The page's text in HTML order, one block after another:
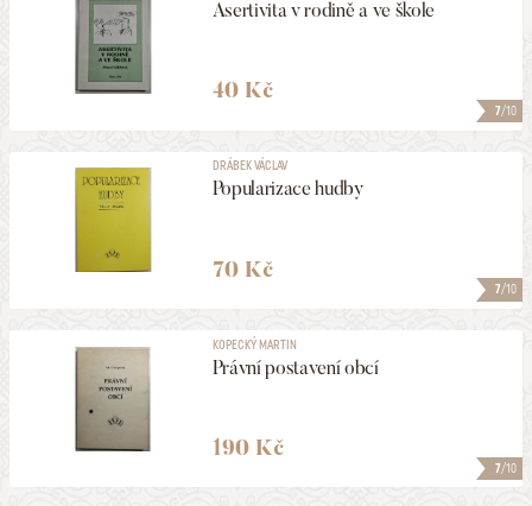
7/10
Asertivita v rodině a ve škole
40 Kč
7/10
DRÁBEK VÁCLAV
Popularizace hudby
70 Kč
7/10
KOPECKÝ MARTIN
Právní postavení obcí
190 Kč